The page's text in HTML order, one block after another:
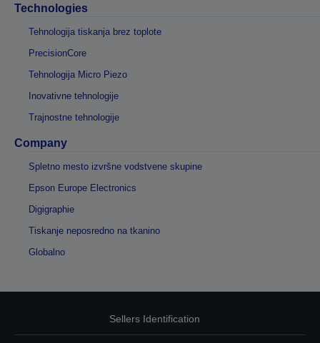
Technologies
Tehnologija tiskanja brez toplote
PrecisionCore
Tehnologija Micro Piezo
Inovativne tehnologije
Trajnostne tehnologije
Company
Spletno mesto izvršne vodstvene skupine
Epson Europe Electronics
Digigraphie
Tiskanje neposredno na tkanino
Globalno
Sellers Identification